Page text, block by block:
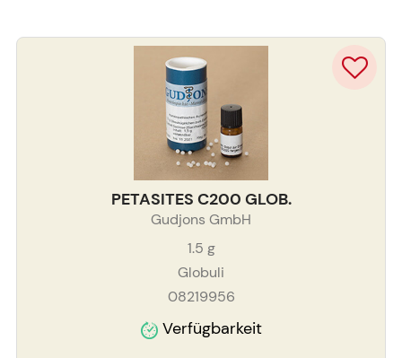
PETASITES C200 GLOB.
Gudjons GmbH
1.5 g
Globuli
08219956
Verfügbarkeit